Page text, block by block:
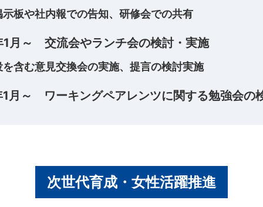
示板や社内報での告知、研修会での共有
月～ 交流会やランチ会の検討・実施
を含む意見交換会の実施、提言の検討実施
月～ ワーキングペアレンツに関する勉強会の
次世代育成・女性活躍推進